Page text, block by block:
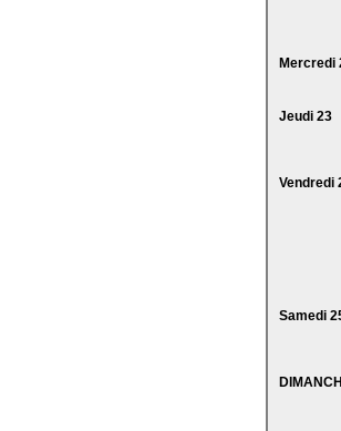
Mercredi
Jeudi 23
Vendredi
Samedi